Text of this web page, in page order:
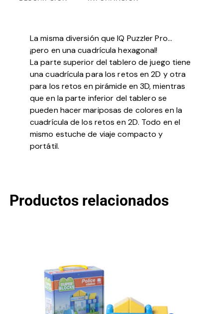
La misma diversión que IQ Puzzler Pro…
¡pero en una cuadrícula hexagonal!
La parte superior del tablero de juego tiene
una cuadrícula para los retos en 2D y otra
para los retos en pirámide en 3D, mientras
que en la parte inferior del tablero se
pueden hacer mariposas de colores en la
cuadrícula de los retos en 2D. Todo en el
mismo estuche de viaje compacto y
portátil.
Productos relacionados